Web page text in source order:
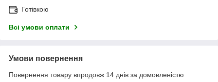
Готівкою
Всі умови оплати
Умови повернення
Повернення товару впродовж 14 днів за домовленістю